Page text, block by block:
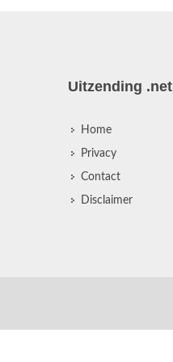
Uitzending .net
Home
Privacy
Contact
Disclaimer